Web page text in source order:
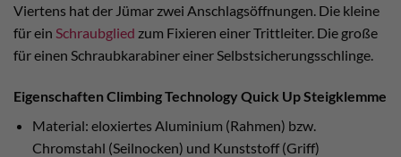
Viertens hat der Jümar zwei Anschlagsöffnungen. Die kleine
für ein Schraubglied zum Fixieren einer Trittleiter. Die große
für einen Schraubkarabiner einer Selbstsicherungsschlinge.
Eigenschaften Climbing Technology Quick Up Steigklemme
Material: eloxiertes Aluminium (Rahmen) bzw.
Chromstahl (Seilnocken) und Kunststoff (Griff)